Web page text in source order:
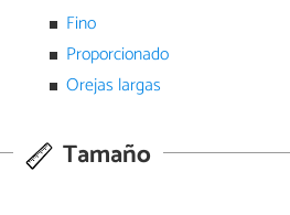
Fino
Proporcionado
Orejas largas
Tamaño